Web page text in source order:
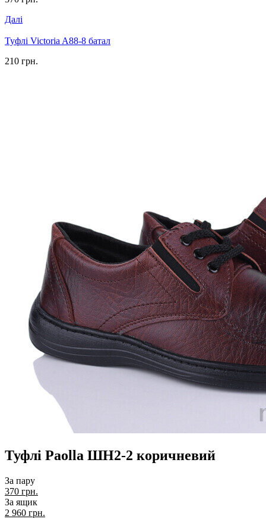
Далі
Туфлі Victoria A88-8 батал
210 грн.
Туфлі Paolla ШН2-2 коричневий
За пару
370 грн.
За ящик
2 960 грн.